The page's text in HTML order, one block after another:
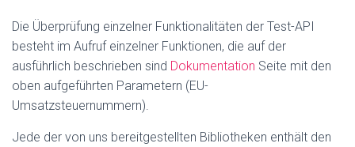
Die Überprüfung einzelner Funktionalitäten der Test-API
besteht im Aufruf einzelner Funktionen, die auf der
ausführlich beschrieben sind Dokumentation Seite mit den
oben aufgeführten Parametern (EU-
Umsatzsteuernummern).
Jede der von uns bereitgestellten Bibliotheken enthält den